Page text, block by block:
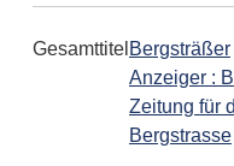
Gesamttitel Bergsträßer
Anzeiger :
Zeitung für
Bergstrasse